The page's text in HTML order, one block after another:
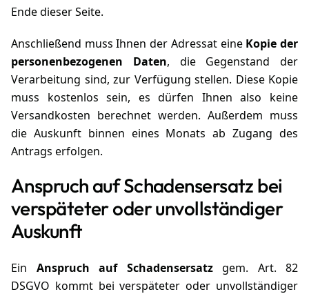
Ende dieser Seite.
Anschließend muss Ihnen der Adressat eine Kopie der
personenbezogenen Daten, die Gegenstand der
Verarbeitung sind, zur Verfügung stellen. Diese Kopie
muss kostenlos sein, es dürfen Ihnen also keine
Versandkosten berechnet werden. Außerdem muss
die Auskunft binnen eines Monats ab Zugang des
Antrags erfolgen.
Anspruch auf Schadensersatz bei
verspäteter oder unvollständiger
Auskunft
Ein Anspruch auf Schadensersatzgem. Art. 82
DSGVO kommt bei verspäteter oder unvollständiger